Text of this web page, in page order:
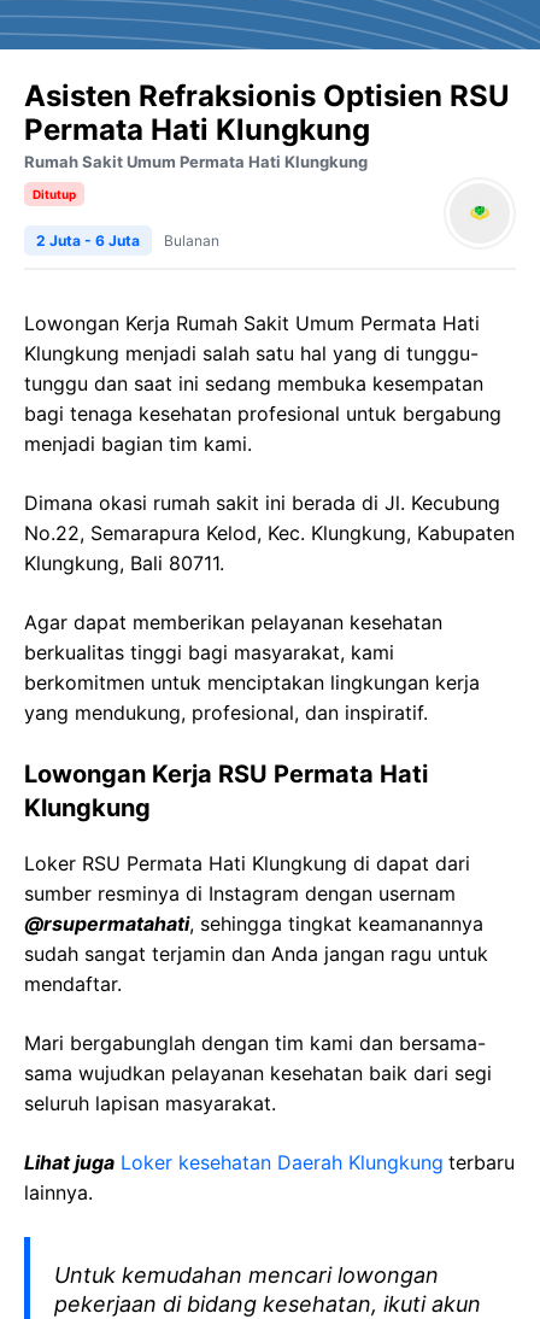
Asisten Refraksionis Optisien RSU
Permata Hati Klungkung
Rumah Sakit Umum Permata Hati Klungkung
Ditutup
2 Juta - 6 Juta Bulanan
Lowongan Kerja Rumah Sakit Umum Permata Hati
Klungkung menjadi salah satu hal yang di tunggu-
tunggu dan saat ini sedang membuka kesempatan
bagi tenaga kesehatan profesional untuk bergabung
menjadi bagian tim kami.
Dimana okasi rumah sakit ini berada di Jl. Kecubung
No.22, Semarapura Kelod, Kec. Klungkung, Kabupaten
Klungkung, Bali 80711.
Agar dapat memberikan pelayanan kesehatan
berkualitas tinggi bagi masyarakat, kami
berkomitmen untuk menciptakan lingkungan kerja
yang mendukung, profesional, dan inspiratif.
Lowongan Kerja RSU Permata Hati
Klungkung
Loker RSU Permata Hati Klungkung di dapat dari
sumber resminya di Instagram dengan usernam
@rsupermatahati, sehingga tingkat keamanannya
sudah sangat terjamin dan Anda jangan ragu untuk
mendaftar.
Mari bergabunglah dengan tim kami dan bersama-
sama wujudkan pelayanan kesehatan baik dari segi
seluruh lapisan masyarakat.
Lihat juga Loker kesehatan Daerah Klungkung terbaru
lainnya.
Untuk kemudahan mencari lowongan
pekerjaan di bidang kesehatan, ikuti akun